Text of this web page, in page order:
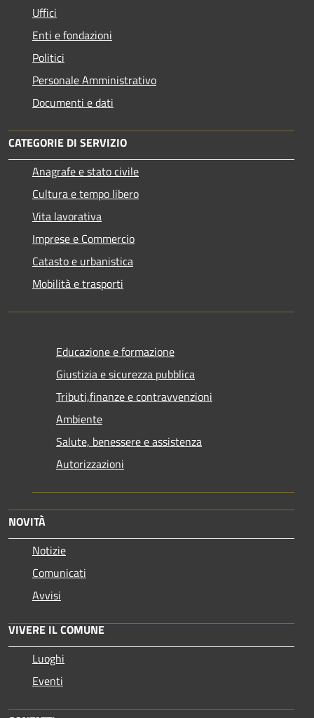
Uffici
Enti e fondazioni
Politici
Personale Amministrativo
Documenti e dati
CATEGORIE DI SERVIZIO
Anagrafe e stato civile
Cultura e tempo libero
Vita lavorativa
Imprese e Commercio
Catasto e urbanistica
Mobilità e trasporti
Educazione e formazione
Giustizia e sicurezza pubblica
Tributi,finanze e contravvenzioni
Ambiente
Salute, benessere e assistenza
Autorizzazioni
NOVITÀ
Notizie
Comunicati
Avvisi
VIVERE IL COMUNE
Luoghi
Eventi